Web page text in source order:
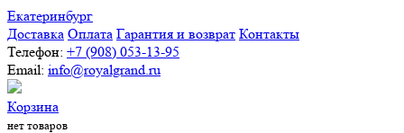
Екатеринбург
Доставка Оплата Гарантия и возврат Контакты
Телефон: +7 (908) 053-13-95
Email: info@royalgrand.ru
Корзина
нет товаров